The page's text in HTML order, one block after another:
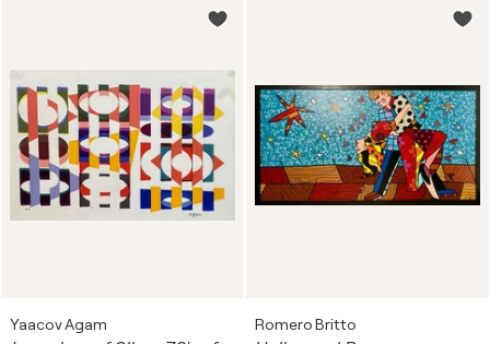
Yaacov Agam Romero Britto